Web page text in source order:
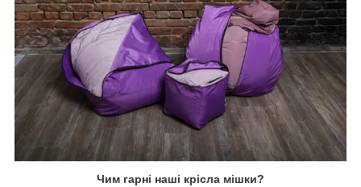
Чим гарні наші крісла мішки?